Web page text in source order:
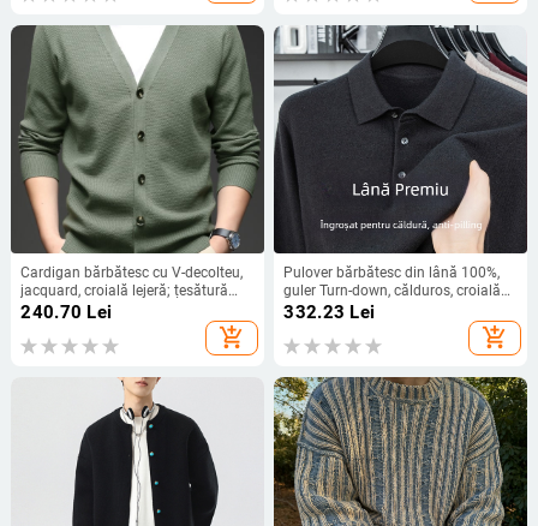
Cardigan bărbătesc cu V-decolteu,
jacquard, croială lejeră; țesătură
viscose 49%, poliester 30%, nylon
240.70 Lei
add_shopping_cart
Pulover bărbătesc din lână 100%,
guler Turn-down, călduros, croială
mulată
332.23 Lei
add_shopping_cart